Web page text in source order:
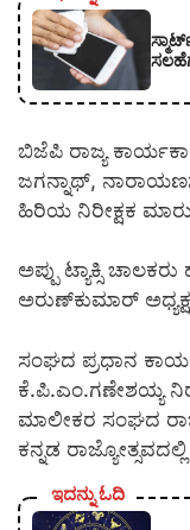
ಬಿಜೆಪಿ ರಾಜ್ಯ
ಜಗನ್ನಾಥ್,
ಹಿರಿಯ ನಿರೀಕ್ಷಕ
ಅಪ್ಪು ಟ್ಯಾಕ್ಸಿ
ಅರುಣ್‍ಕುಮಾರ್
ಸಂಘದ ಪ್ರಧಾನ
ಕೆ.ಪಿ.ಎಂ.ಗಣೇಶಯ್ಯ
ಮಾಲೀಕರ ಸಂಘದ
ಕನ್ನಡ
ಇದನ್ನು ಓದಿ